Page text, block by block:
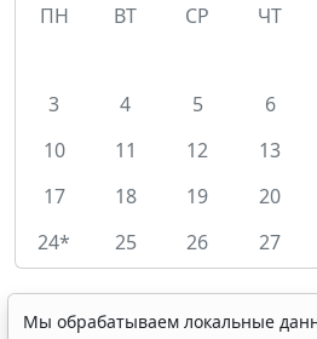
ПН
ВТ СР ЧТ
3
4 5 6
10
11 12 13
17
18 19 20
24*
25 26 27
Мы обрабатываем локальные